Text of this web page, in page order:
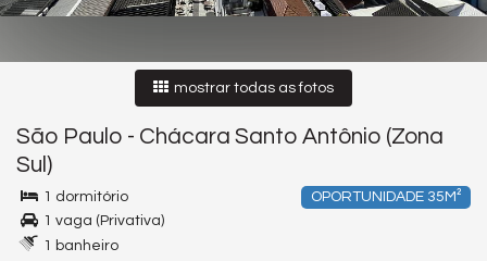
mostrar todas as fotos
São Paulo - Chácara Santo Antônio (Zona
Sul)
OPORTUNIDADE 35M²
1 dormitório
1 vaga (Privativa)
1 banheiro